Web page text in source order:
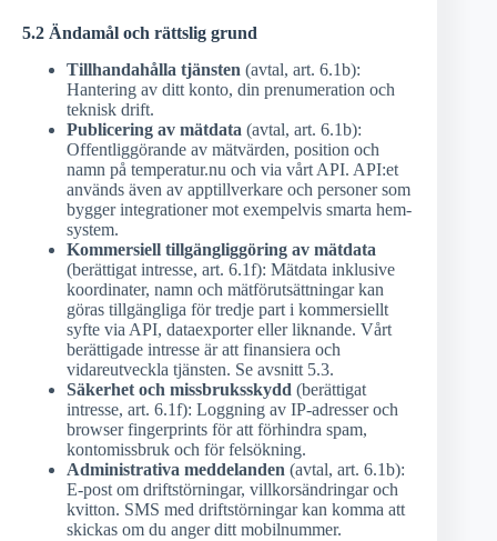
5.2 Ändamål och rättslig grund
Tillhandahålla tjänsten (avtal, art. 6.1b):
Hantering av ditt konto, din prenumeration och
teknisk drift.
Publicering av mätdata (avtal, art. 6.1b):
Offentliggörande av mätvärden, position och
namn på temperatur.nu och via vårt API. API:et
används även av apptillverkare och personer som
bygger integrationer mot exempelvis smarta hem-
system.
Kommersiell tillgängliggöring av mätdata
(berättigat intresse, art. 6.1f): Mätdata inklusive
koordinater, namn och mätförutsättningar kan
göras tillgängliga för tredje part i kommersiellt
syfte via API, dataexporter eller liknande. Vårt
berättigade intresse är att finansiera och
vidareutveckla tjänsten. Se avsnitt 5.3.
Säkerhet och missbruksskydd (berättigat
intresse, art. 6.1f): Loggning av IP-adresser och
browser fingerprints för att förhindra spam,
kontomissbruk och för felsökning.
Administrativa meddelanden (avtal, art. 6.1b):
E-post om driftstörningar, villkorsändringar och
kvitton. SMS med driftstörningar kan komma att
skickas om du anger ditt mobilnummer.